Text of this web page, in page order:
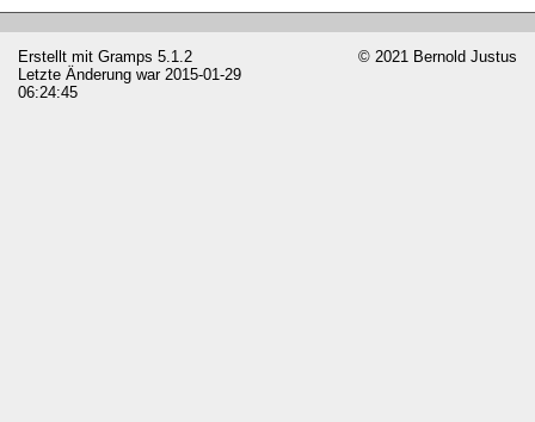
Erstellt mit Gramps 5.1.2
Letzte Änderung war 2015-01-29
06:24:45
© 2021 Bernold Justus